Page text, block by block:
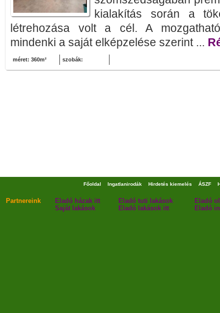
kialakítás során a
létrehozása volt a cél. A
mindenki a saját elképzelése szerint ...
méret: 360m² szobák:
Főoldal Ingatlanirodák Hirdetés kiemelés ÁSZF
Partnereink Eladó házak itt Eladó tuti lakások
Eladó
Saját lakások
Eladó lakások itt Eladó